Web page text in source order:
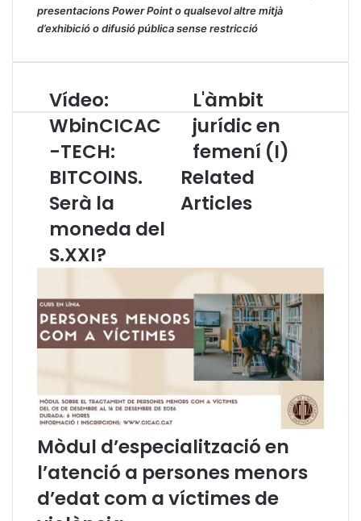
presentacions Power Point o qualsevol altre mitjà
d’exhibició o difusió pública sense restricció
V
í
d
W
b
n
C
C
A
C
-
C
H
B
I
C
O
Vídeo:
WbinCICAC
-TECH:
BITCOINS.
Serà la
moneda del
S.XXI?
L
'
m
b
i
t
j
i
c
e
n
e
m
í
(
)
L'àmbit
jurídic en
femení (I)
Related
Articles
Mòdul d’especialització en
l’atenció a persones menors
d’edat com a víctimes de